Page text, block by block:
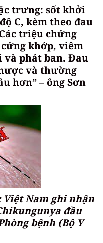
trưng: sốt khởi
C, kèm theo đau
triệu chứng
khớp, viêm
và phát ban. Đau
và thường
hơn” – ông Sơn
Nam ghi nhận
đầu
bệnh (Bộ Y